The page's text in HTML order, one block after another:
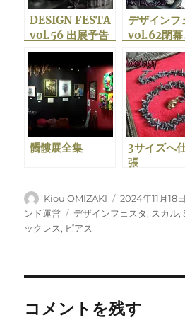
DESIGN FESTA
vol.56 出展予告
デザインフ
vol.62閉幕
作「
売開始の予告
髑髏展全集
3サイズへ
張
の逆襲
投
稿
者
Kiou OMIZAKI
投
稿
2024年11月18日
ンド運営
タ
グ
デザインフェスタ, スカル,
ックレス, ピアス
コメントを残す